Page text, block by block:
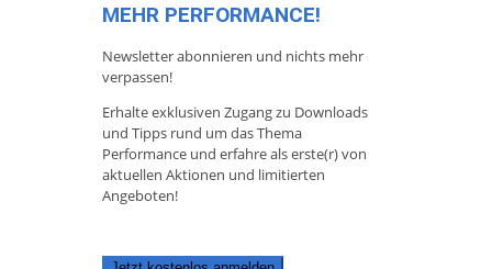
MEHR PERFORMANCE!
Newsletter abonnieren und nichts mehr
verpassen!
Erhalte exklusiven Zugang zu Downloads
und Tipps rund um das Thema
Performance und erfahre als erste(r) von
aktuellen Aktionen und limitierten
Angeboten!